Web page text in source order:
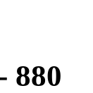
880